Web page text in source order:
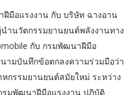
มือแรงงาน กับ บริษัท ฉางอาน
ำนวัตกรรมยานยนต์พลังงานทาง
กับ กรมพัฒนาฝีมือ
ามบันทึกข้อตกลงความร่วมมือว่า
กรรมยานยนต์สมัยใหม่ ระหว่าง
มพัฒนาฝีมือแรงงาน ปฏิบัติ